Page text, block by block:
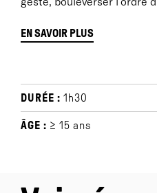
EN SAVOIR PLUS
À propos
Ophélie, c’est une invention.
désir qui ne s’adapte pas.
DURÉE : 1h30
ÂGE : ≥ 15 ans